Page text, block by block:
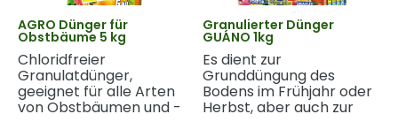
AGRO Dünger für
Obstbäume 5 kg
Chloridfreier
Granulatdünger,
geeignet für alle Arten
von Obstbäumen und -
Granulierter Dünger
GUÁNO 1kg
Es dient zur
Grunddüngung des
Bodens im Frühjahr oder
Herbst, aber auch zur